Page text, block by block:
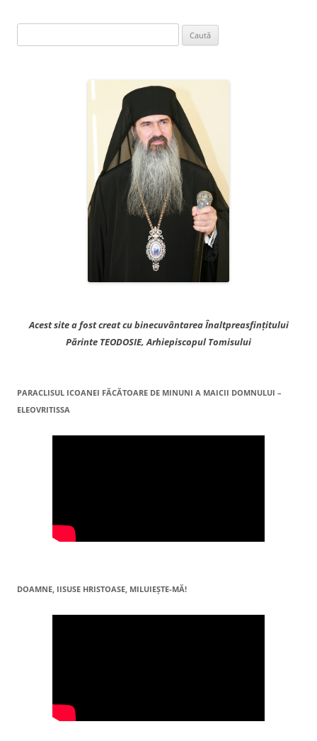
după:
Acest site a fost creat cu binecuvântarea Înaltpreasfințitului
Părinte TEODOSIE, Arhiepiscopul Tomisului
PARACLISUL ICOANEI FĂCĂTOARE DE MINUNI A MAICII DOMNULUI –
ELEOVRITISSA
DOAMNE, IISUSE HRISTOASE, MILUIEŞTE-MĂ!